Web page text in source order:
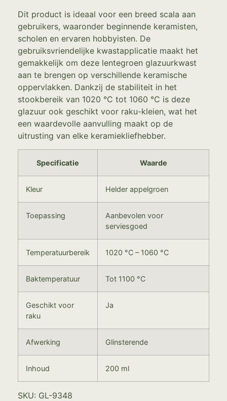
Dit product is ideaal voor een breed scala aan
gebruikers, waaronder beginnende keramisten,
scholen en ervaren hobbyisten. De
gebruiksvriendelijke kwastapplicatie maakt het
gemakkelijk om deze lentegroen glazuurkwast
aan te brengen op verschillende keramische
oppervlakken. Dankzij de stabiliteit in het
stookbereik van 1020 °C tot 1060 °C is deze
glazuur ook geschikt voor raku-kleien, wat het
een waardevolle aanvulling maakt op de
uitrusting van elke keramiekliefhebber.
Specificatie Waarde
Kleur Helder appelgroen
Toepassing
Aanbevolen voor
serviesgoed
Temperatuurbereik 1020 °C – 1060 °C
Baktemperatuur Tot 1100 °C
Geschikt voor
raku
Ja
Afwerking Glinsterende
Inhoud 200 ml
SKU: GL-9348